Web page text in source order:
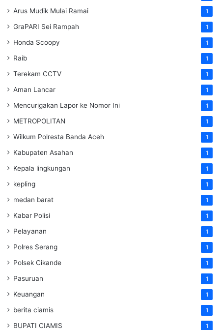
Arus Mudik Mulai Ramai 1
GraPARI Sei Rampah 1
Honda Scoopy 1
Raib 1
Terekam CCTV 1
Aman Lancar 1
Mencurigakan Lapor ke Nomor Ini 1
METROPOLITAN 1
Wilkum Polresta Banda Aceh 1
Kabupaten Asahan 1
Kepala lingkungan 1
kepling 1
medan barat 1
Kabar Polisi 1
Pelayanan 1
Polres Serang 1
Polsek Cikande 1
Pasuruan 1
Keuangan 1
berita ciamis 1
BUPATI CIAMIS 1